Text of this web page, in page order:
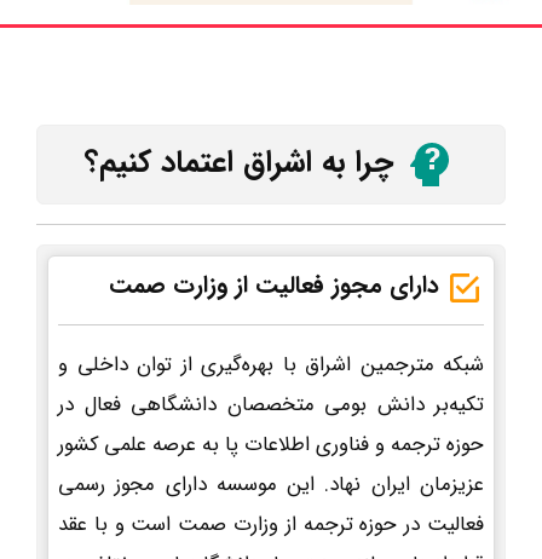
چرا به اشراق اعتماد کنیم؟
دارای مجوز فعالیت از وزارت صمت
شبکه مترجمین اشراق با بهره‌گیری از توان داخلی و
تکیه‌بر دانش بومی متخصصان دانشگاهی فعال در
حوزه ترجمه و فناوری اطلاعات پا به عرصه علمی کشور
عزیزمان ایران نهاد. این موسسه دارای مجوز رسمی
فعالیت در حوزه ترجمه از وزارت صمت است و با عقد